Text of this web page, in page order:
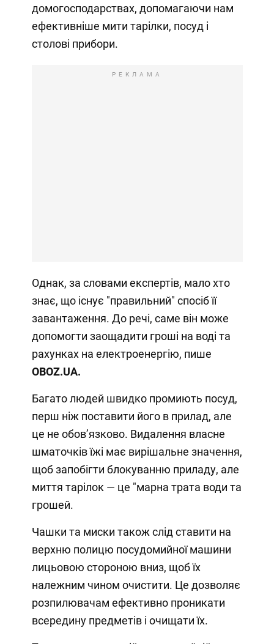
домогосподарствах, допомагаючи нам
ефективніше мити тарілки, посуд і
столові прибори.
РЕКЛАМА
Однак, за словами експертів, мало хто
знає, що існує "правильний" спосіб її
завантаження. До речі, саме він може
допомогти заощадити гроші на воді та
рахунках на електроенергію, пише
OBOZ.UA.
Багато людей швидко промиють посуд,
перш ніж поставити його в прилад, але
це не обов’язково. Видалення власне
шматочків їжі має вирішальне значення,
щоб запобігти блокуванню приладу, але
миття тарілок — це "марна трата води та
грошей.
Чашки та миски також слід ставити на
верхню полицю посудомийної машини
лицьовою стороною вниз, щоб їх
належним чином очистити. Це дозволяє
розпилювачам ефективно проникати
всередину предметів і очищати їх.